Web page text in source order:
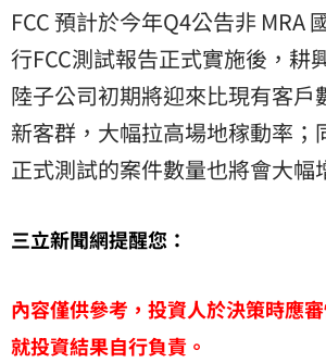
FCC 預計於今年Q4公告非 MRA
行FCC測試報告正式實施後，耕
陸子公司初期將迎來比現有客戶
新客群，大幅拉高場地稼動率；
正式測試的案件數量也將會大幅
三立新聞網提醒您：
內容僅供參考，投資人於決策時應
就投資結果自行負責。